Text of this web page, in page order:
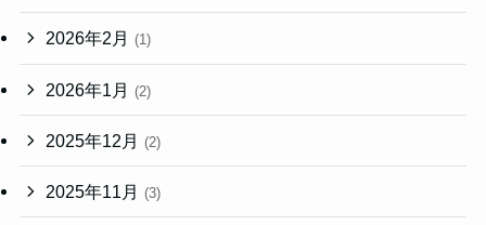
2026年2月 (1)
2026年1月 (2)
2025年12月 (2)
2025年11月 (3)